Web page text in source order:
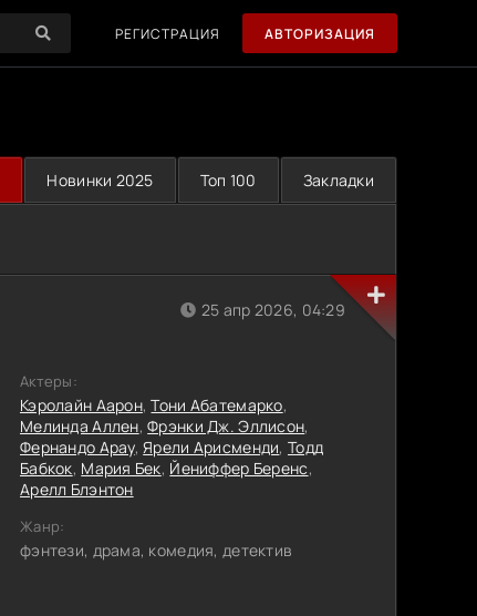
РЕГИСТРАЦИЯ АВТОРИЗАЦИЯ
Новинки 2025 Топ 100 Закладки
25 апр 2026, 04:29
Актеры:
Кэролайн Аарон,Тони Абатемарко,
Мелинда Аллен,Фрэнки Дж. Эллисон,
Фернандо Арау,Ярели Арисменди, Тодд
Бабкок, Мария Бек, Йениффер Беренс,
Арелл Блэнтон
Жанр:
фэнтези, драма, комедия, детектив